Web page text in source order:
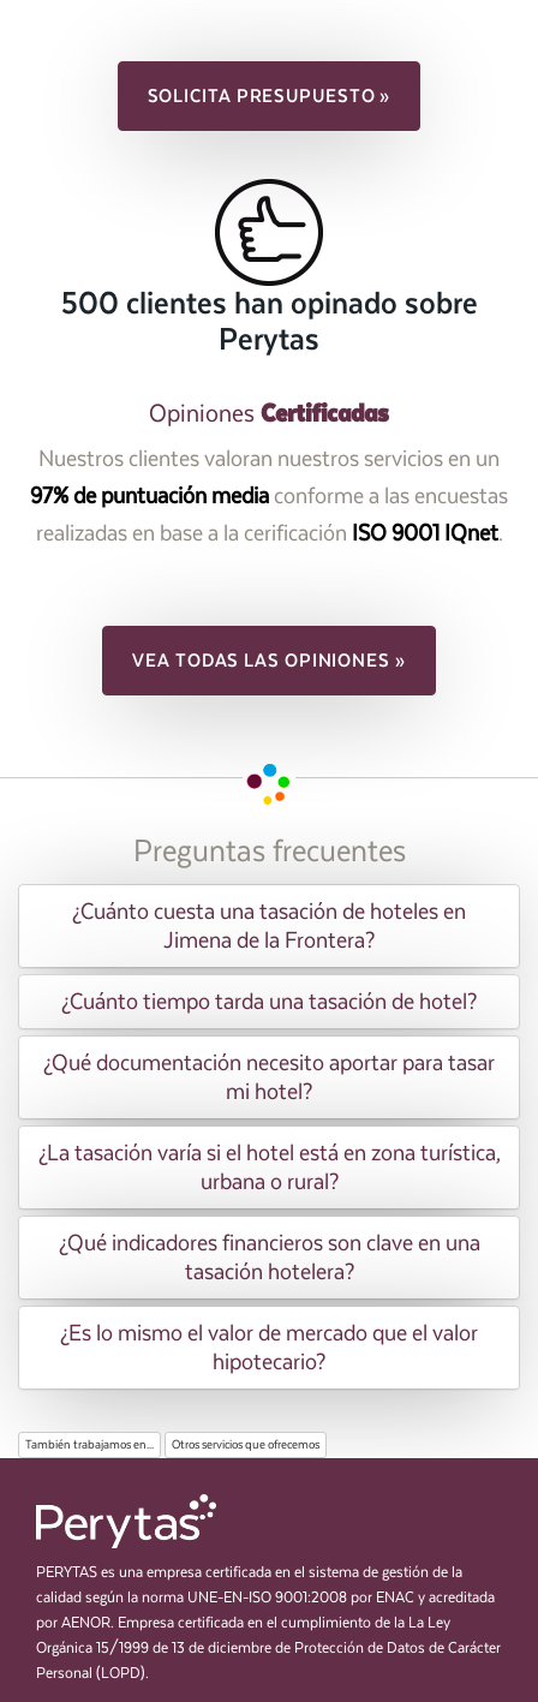
SOLICITA PRESUPUESTO »
500 clientes han opinado sobre
Perytas
Opiniones Certificadas
Nuestros clientes valoran nuestros servicios en un
97% de puntuación mediaconforme a las encuestas
realizadas en base a la cerificación ISO 9001 IQnet.
VEA TODAS LAS OPINIONES »
Preguntas frecuentes
¿Cuánto cuesta una tasación de hoteles en
Jimena de la Frontera?
¿Cuánto tiempo tarda una tasación de hotel?
¿Qué documentación necesito aportar para tasar
mi hotel?
¿La tasación varía si el hotel está en zona turística,
urbana o rural?
¿Qué indicadores financieros son clave en una
tasación hotelera?
¿Es lo mismo el valor de mercado que el valor
hipotecario?
También trabajamos en... Otros servicios que ofrecemos
PERYTAS es una empresa certificada en el sistema de gestión de la
calidad según la norma UNE-EN-ISO 9001:2008 por ENAC y acreditada
por AENOR. Empresa certificada en el cumplimiento de la La Ley
Orgánica 15/1999 de 13 de diciembre de Protección de Datos de Carácter
Personal (LOPD).